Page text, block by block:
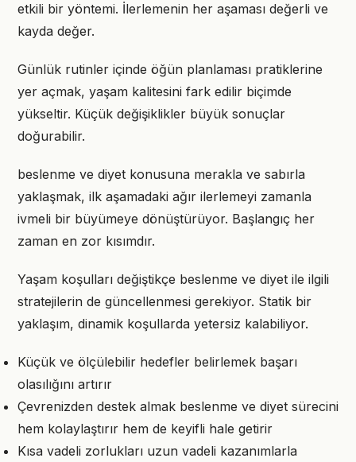
etkili bir yöntemi. İlerlemenin her aşaması değerli ve
kayda değer.
Günlük rutinler içinde öğün planlaması pratiklerine
yer açmak, yaşam kalitesini fark edilir biçimde
yükseltir. Küçük değişiklikler büyük sonuçlar
doğurabilir.
beslenme ve diyet konusuna merakla ve sabırla
yaklaşmak, ilk aşamadaki ağır ilerlemeyi zamanla
ivmeli bir büyümeye dönüştürüyor. Başlangıç her
zaman en zor kısımdır.
Yaşam koşulları değiştikçe beslenme ve diyet ile ilgili
stratejilerin de güncellenmesi gerekiyor. Statik bir
yaklaşım, dinamik koşullarda yetersiz kalabiliyor.
Küçük ve ölçülebilir hedefler belirlemek başarı
olasılığını artırır
Çevrenizden destek almak beslenme ve diyet sürecini
hem kolaylaştırır hem de keyifli hale getirir
Kısa vadeli zorlukları uzun vadeli kazanımlarla